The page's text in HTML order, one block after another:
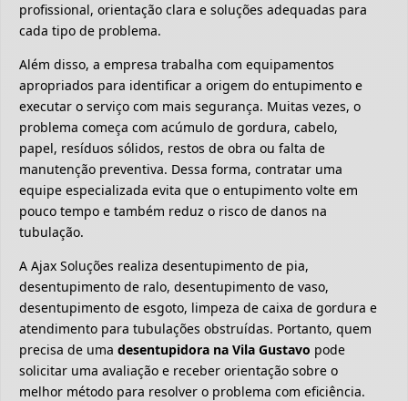
profissional, orientação clara e soluções adequadas para
cada tipo de problema.
Além disso, a empresa trabalha com equipamentos
apropriados para identificar a origem do entupimento e
executar o serviço com mais segurança. Muitas vezes, o
problema começa com acúmulo de gordura, cabelo,
papel, resíduos sólidos, restos de obra ou falta de
manutenção preventiva. Dessa forma, contratar uma
equipe especializada evita que o entupimento volte em
pouco tempo e também reduz o risco de danos na
tubulação.
A Ajax Soluções realiza desentupimento de pia,
desentupimento de ralo, desentupimento de vaso,
desentupimento de esgoto, limpeza de caixa de gordura e
atendimento para tubulações obstruídas. Portanto, quem
precisa de uma desentupidora na Vila Gustavo pode
solicitar uma avaliação e receber orientação sobre o
melhor método para resolver o problema com eficiência.